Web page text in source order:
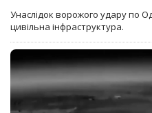
Унаслідок ворожого удару по
цивільна інфраструктура.